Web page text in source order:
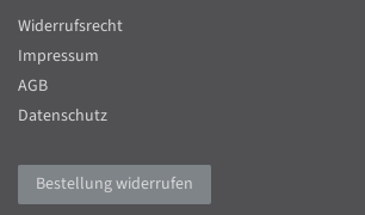
Widerrufsrecht
Impressum
AGB
Datenschutz
Bestellung widerrufen